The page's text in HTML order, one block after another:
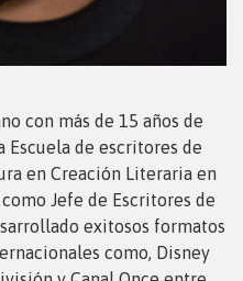
con más de 15 años de
Escuela de escritores de
en Creación Literaria en
Jefe de Escritores de
exitosos formatos
como, Disney